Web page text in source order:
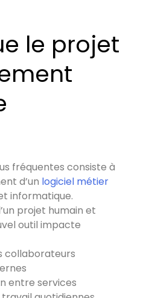
le projet
fréquentes consiste à
d’un logiciel métier
informatique.
projet humain et
outil impacte
collaborateurs
entre services